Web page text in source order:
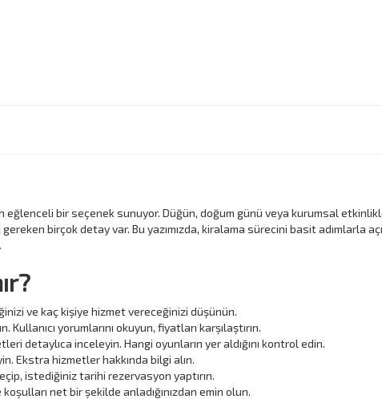
bir seçenek sunuyor. Düğün, doğum günü veya kurumsal
birçok detay var. Bu yazımızda, kiralama sürecini basit adımlarla
ve kaç kişiye hizmet vereceğinizi düşünün.
Kullanıcı yorumlarını okuyun, fiyatları karşılaştırın.
detaylıca inceleyin. Hangi oyunların yer aldığını kontrol edin.
Ekstra hizmetler hakkında bilgi alın.
istediğiniz tarihi rezervasyon yaptırın.
net bir şekilde anladığınızdan emin olun.